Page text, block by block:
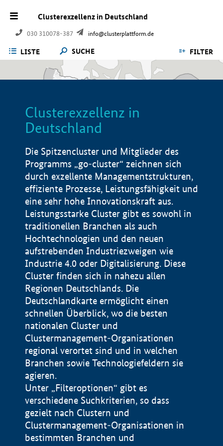
Clusterexzellenz in Deutschland
030 310078-387 info@clusterplattform.de
LISTE SUCHE FILTER
Clusterexzellenz in
Deutschland
Die Spitzencluster und Mitglieder des
Programms „go-cluster“ zeichnen sich
durch exzellente Managementstrukturen,
effiziente Prozesse, Leistungsfähigkeit und
eine sehr hohe Innovationskraft aus.
Leistungsstarke Cluster gibt es sowohl in
traditionellen Branchen als auch
Hochtechnologien und den neuen
aufstrebenden Industriezweigen wie
Industrie 4.0 oder Digitalisierung. Diese
Cluster finden sich in nahezu allen
Regionen Deutschlands. Die
Deutschlandkarte ermöglicht einen
schnellen Überblick, wo die besten
nationalen Cluster und
Clustermanagement-Organisationen
regional verortet sind und in welchen
Branchen sowie Technologiefeldern sie
agieren.
Unter „Filteroptionen“ gibt es
verschiedene Suchkriterien, so dass
gezielt nach Clustern und
Clustermanagement-Organisationen in
bestimmten Branchen und
Impressum
Datenschutzerklärung
BMWE, 2026 ©
100 km © Geobasis-DE / BKG 2015